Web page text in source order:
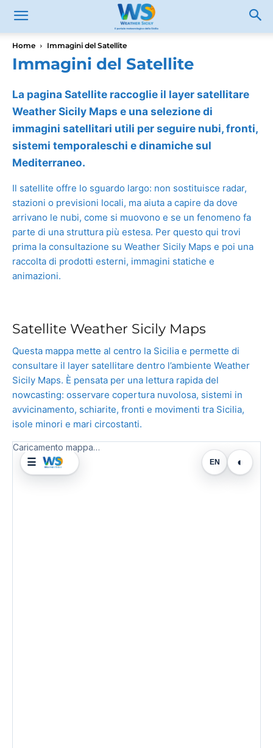
Home Immagini del Satellite
Immagini del Satellite
La pagina Satellite raccoglie il layer satellitare
Weather Sicily Maps e una selezione di
immagini satellitari utili per seguire nubi, fronti,
sistemi temporaleschi e dinamiche sul
Mediterraneo.
Il satellite offre lo sguardo largo: non sostituisce radar,
stazioni o previsioni locali, ma aiuta a capire da dove
arrivano le nubi, come si muovono e se un fenomeno fa
parte di una struttura più estesa. Per questo qui trovi
prima la consultazione su Weather Sicily Maps e poi una
raccolta di prodotti esterni, immagini statiche e
animazioni.
Satellite Weather Sicily Maps
Questa mappa mette al centro la Sicilia e permette di
consultare il layer satellitare dentro l’ambiente Weather
Sicily Maps. È pensata per una lettura rapida del
nowcasting: osservare copertura nuvolosa, sistemi in
avvicinamento, schiarite, fronti e movimenti tra Sicilia,
isole minori e mari circostanti.